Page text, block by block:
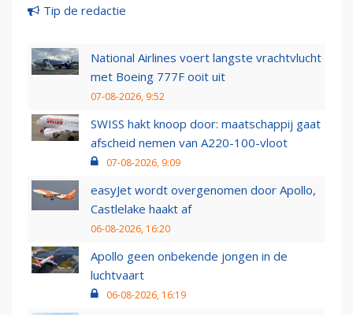
Tip de redactie
National Airlines voert langste vrachtvlucht
met Boeing 777F ooit uit
07-08-2026, 9:52
SWISS hakt knoop door: maatschappij gaat
afscheid nemen van A220-100-vloot
07-08-2026, 9:09
easyJet wordt overgenomen door Apollo,
Castlelake haakt af
06-08-2026, 16:20
Apollo geen onbekende jongen in de
luchtvaart
06-08-2026, 16:19